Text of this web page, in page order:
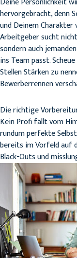
hervorgebracht, denn
und Deinem Charakter
Arbeitgeber sucht
sondern auch
ins Team passt.
Stellen Stärken zu
Bewerberrennen
Die richtige
Kein Profi fällt vom
rundum perfekte
bereits im Vorfeld auf
Black-Outs und